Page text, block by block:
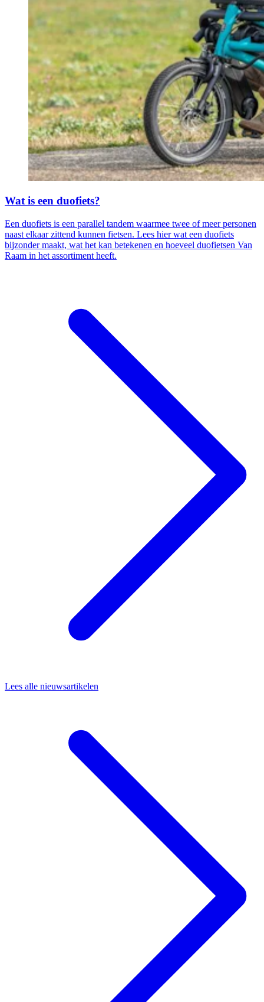
Wat is een duofiets?
Een duofiets is een parallel tandem waarmee twee of meer personen
naast elkaar zittend kunnen fietsen. Lees hier wat een duofiets
bijzonder maakt, wat het kan betekenen en hoeveel duofietsen Van
Raam in het assortiment heeft.
Lees alle nieuwsartikelen